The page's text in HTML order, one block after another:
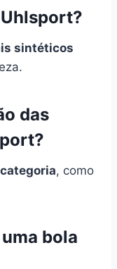
sintéticos
das
categoria, como
bola